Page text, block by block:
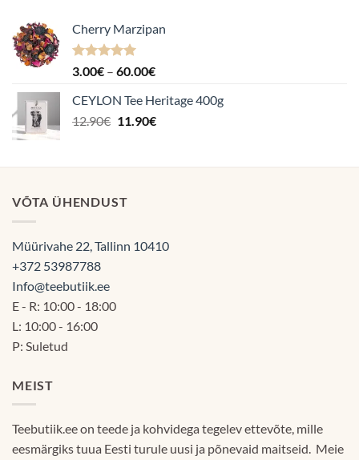
Cherry Marzipan
Hinnanguga
3.00€ – 60.00€Hinnavahemik:
kuni
60.00€
CEYLON Tee Heritage 400g
12.90€ Algne
12.90€.
11.90€Praegune
11.90€.
VÕTA ÜHENDUST
Müürivahe 22, Tallinn 10410
+372 53987788
Info@teebutiik.ee
E - R: 10:00 - 18:00
L: 10:00 - 16:00
P: Suletud
MEIST
Teebutiik.ee on teede ja kohvidega tegelev ettevõte, mille
eesmärgiks tuua Eesti turule uusi ja põnevaid maitseid. Meie